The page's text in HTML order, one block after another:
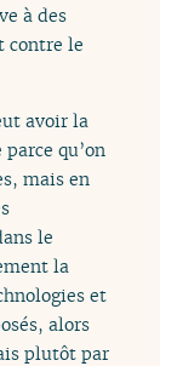
à des
contre le
avoir la
qu’on
mais en
le
la
et
alors
plutôt par